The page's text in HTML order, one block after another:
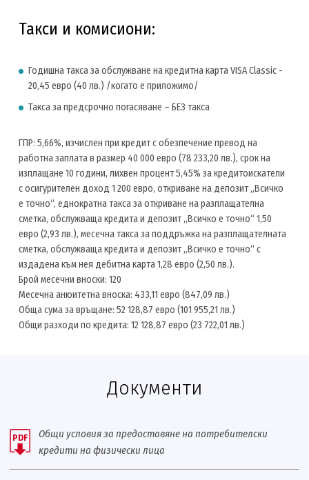
Такси и комисиони:
Годишна такса за обслужване на кредитна карта VISA Classic -
20,45 евро (40 лв.) /когато е приложимо/
Такса за предсрочно погасяване – БЕЗ такса
ГПР: 5,66%, изчислен при кредит с обезпечение превод на
работна заплата в размер 40 000 евро (78 233,20 лв.), срок на
изплащане 10 години, лихвен процент 5,45% за кредитоискатели
с осигурителен доход 1 200 евро, откриване на депозит „Всичко
е точно“, еднократна такса за откриване на разплащателна
сметка, обслужваща кредита и депозит „Всичко е точно“ 1,50
евро (2,93 лв.), месечна такса за поддръжка на разплащателната
сметка, обслужваща кредита и депозит „Всичко е точно“ с
издадена към нея дебитна карта 1,28 евро (2,50 лв.).
Брой месечни вноски: 120
Месечна анюитетна вноска: 433,11 евро (847,09 лв.)
Обща сума за връщане: 52 128,87 евро (101 955,21 лв.)
Общи разходи по кредита: 12 128,87 евро (23 722,01 лв.)
Документи
PDF
Общи условия за предоставяне на потребителски
кредити на физически лица